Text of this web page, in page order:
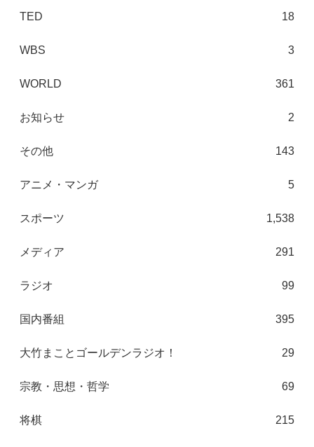
TED 18
WBS 3
WORLD 361
お知らせ 2
その他 143
アニメ・マンガ 5
スポーツ 1,538
メディア 291
ラジオ 99
国内番組 395
大竹まことゴールデンラジオ！ 29
宗教・思想・哲学 69
将棋 215